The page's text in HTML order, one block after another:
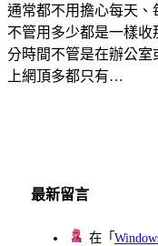
通常都不用擔心每天
不管用多少都是一樣
分時間不管是在辦公室
上網頂多都只有…
最新留言
在「